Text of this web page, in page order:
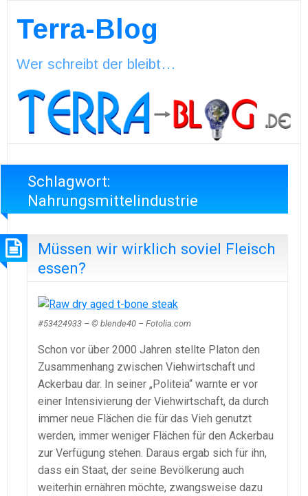
Terra-Blog
Wer schreibt der bleibt…
Schlagwort:
Nahrungsmittelindustrie
Müssen wir wirklich soviel Fleisch
essen?
#53424933 – © blende40 – Fotolia.com
Schon vor über 2000 Jahren stellte Platon den
Zusammenhang zwischen Viehwirtschaft und
Ackerbau dar. In seiner „Politeia“ warnte er vor
einer Intensivierung der Viehwirtschaft, da durch
immer neue Flächen die für das Vieh genutzt
werden, immer weniger Flächen für den Ackerbau
zur Verfügung stehen. Daraus ergab sich für ihn,
dass ein Staat, der seine Bevölkerung auch
weiterhin ernähren möchte, zwangsweise dazu